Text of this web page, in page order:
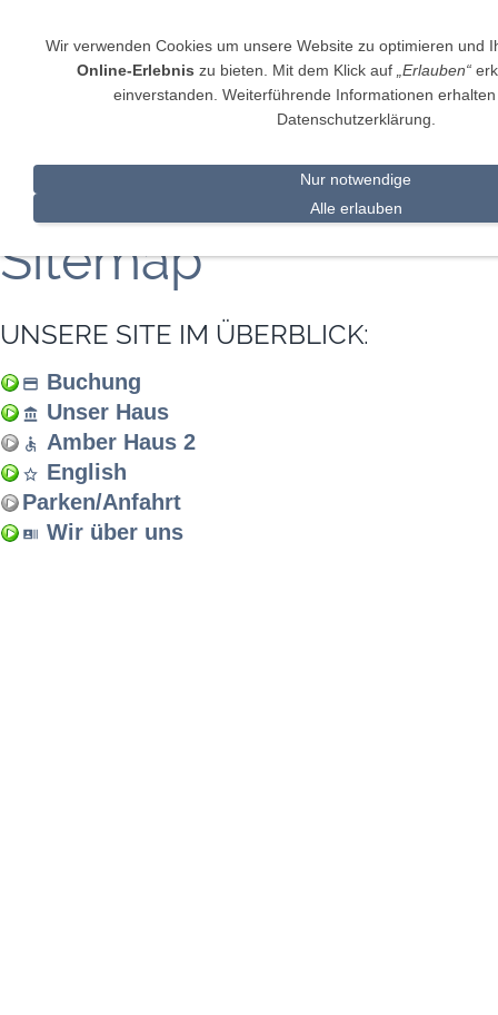
Sie betrachten gegenwärtig eine Version der
Geräte optimiert wurde.
Hinweis nicht mehr anzeigen
Navigation einblenden
Sitemap
UNSERE SITE IM ÜBERBLICK:
Buchung
Unser Haus
Amber Haus 2
English
Parken/Anfahrt
Wir über uns
Wir verwenden Cookies um unsere Website zu optimieren und
Online-Erlebnis zu bieten. Mit dem Klick auf „Erlauben“
einverstanden. Weiterführende Informationen
Datenschutzerklärung.
Nur notwendige
Alle erlauben